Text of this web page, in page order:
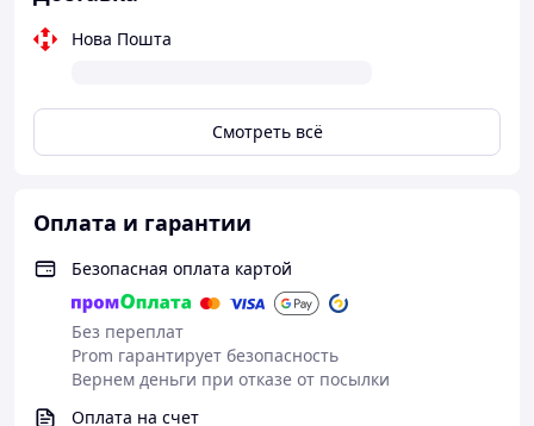
Нова Пошта
Смотреть всё
Оплата и гарантии
Безопасная оплата картой
Без переплат
Prom гарантирует безопасность
Вернем деньги при отказе от посылки
Оплата на счет